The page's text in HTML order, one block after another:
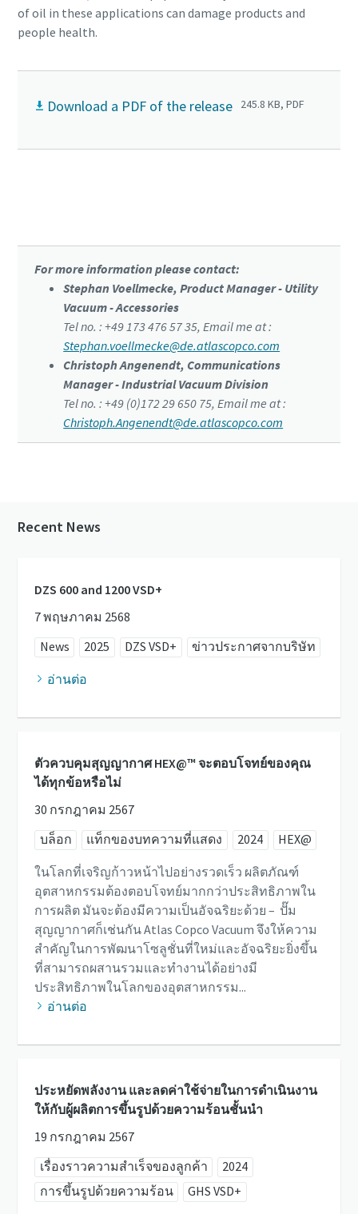
of oil in these applications can damage products and
people health.
Download a PDF of the release 245.8 KB, PDF
For more information please contact:
Stephan Voellmecke, Product Manager - Utility
Vacuum - Accessories
Tel no. : +49 173 476 57 35, Email me at :
Stephan.voellmecke@de.atlascopco.com
Christoph Angenendt, Communications
Manager - Industrial Vacuum Division
Tel no. : +49 (0)172 29 650 75, Email me at :
Christoph.Angenendt@de.atlascopco.com
Recent News
DZS 600 and 1200 VSD+
7 พฤษภาคม 2568
News
2025 DZS VSD+ ข่าวประกาศจากบริษัท
อ่านต่อ
ตัวควบคุมสุญญากาศ HEX@™ จะตอบโจทย์ของคุณ
ได้ทุกข้อหรือไม่
30 กรกฎาคม 2567
บล็อก
แท็กของบทความที่แสดง 2024 HEX@
ในโลกที่เจริญก้าวหน้าไปอย่างรวดเร็ว ผลิตภัณฑ์
อุตสาหกรรมต้องตอบโจทย์มากกว่าประสิทธิภาพใน
การผลิต มันจะต้องมีความเป็นอัจฉริยะด้วย – ปั๊ม
สุญญากาศก็เช่นกัน Atlas Copco Vacuum จึงให้ความ
สำคัญในการพัฒนาโซลูชั่นที่ใหม่และอัจฉริยะยิ่งขึ้น
ที่สามารถผสานรวมและทำงานได้อย่างมี
ประสิทธิภาพในโลกของอุตสาหกรรม...
อ่านต่อ
ประหยัดพลังงาน และลดค่าใช้จ่ายในการดำเนินงาน
ให้กับผู้ผลิตการขึ้นรูปด้วยความร้อนชั้นนำ
19 กรกฎาคม 2567
เรื่องราวความสำเร็จของลูกค้า
2024
การขึ้นรูปด้วยความร้อน
GHS VSD+